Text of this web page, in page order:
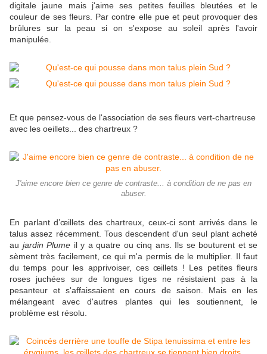
digitale jaune mais j'aime ses petites feuilles bleutées et le
couleur de ses fleurs. Par contre elle pue et peut provoquer des
brûlures sur la peau si on s'expose au soleil après l'avoir
manipulée.
Et que pensez-vous de l'association de ses fleurs vert-chartreuse
avec les oeillets... des chartreux ?
J'aime encore bien ce genre de contraste... à condition de ne pas en
abuser.
En parlant d’œillets des chartreux, ceux-ci sont arrivés dans le
talus assez récemment. Tous descendent d'un seul plant acheté
au jardin Plume il y a quatre ou cinq ans. Ils se bouturent et se
sèment très facilement, ce qui m'a permis de le multiplier. Il faut
du temps pour les apprivoiser, ces œillets ! Les petites fleurs
roses juchées sur de longues tiges ne résistaient pas à la
pesanteur et s'affaissaient en cours de saison. Mais en les
mélangeant avec d'autres plantes qui les soutiennent, le
problème est résolu.